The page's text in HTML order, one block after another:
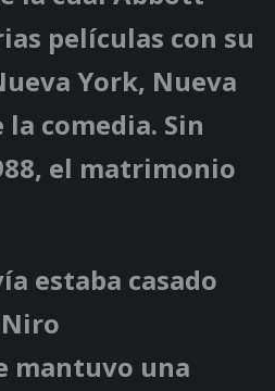
películas con su
York, Nueva
comedia. Sin
el matrimonio
estaba casado
mantuvo una